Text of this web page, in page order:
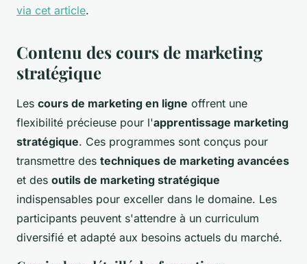
via cet article.
Contenu des cours de marketing
stratégique
Les cours de marketing en ligne offrent une
flexibilité précieuse pour l'apprentissage marketing
stratégique. Ces programmes sont conçus pour
transmettre des techniques de marketing avancées
et des outils de marketing stratégique
indispensables pour exceller dans le domaine. Les
participants peuvent s'attendre à un curriculum
diversifié et adapté aux besoins actuels du marché.